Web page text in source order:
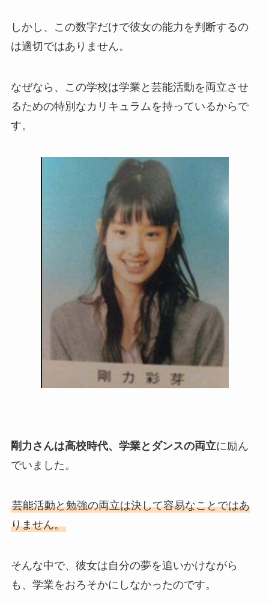
しかし、この数字だけで彼女の能力を判断するの
は適切ではありません。
なぜなら、この学校は学業と芸能活動を両立させ
るための特別なカリキュラムを持っているからで
す。
剛力さんは高校時代、学業とダンスの両立に励ん
でいました。
芸能活動と勉強の両立は決して容易なことではあ
りません。
そんな中で、彼女は自分の夢を追いかけながら
も、学業をおろそかにしなかったのです。